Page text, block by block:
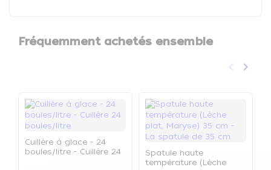
Fréquemment achetés ensemble
Précédent
keyboard_arrow_left keyboard_arrow_right
Cuillère à glace - 24
boules/litre - Cuillère 24
Spatule haute
température (Lèche